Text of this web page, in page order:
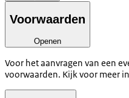
Voorwaarden
Openen
Voor het aanvragen van een
voorwaarden. Kijk voor meer